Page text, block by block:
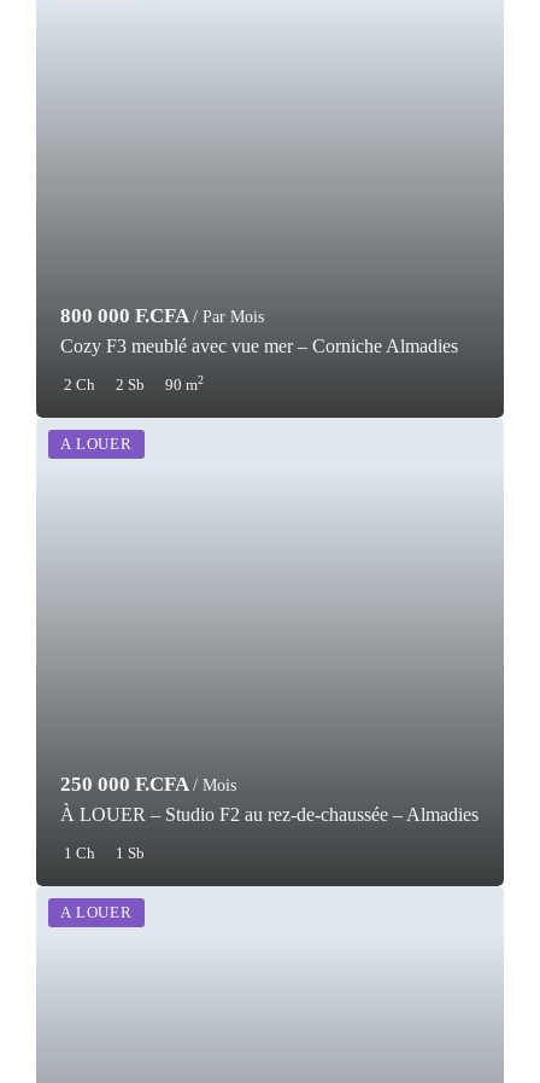
800 000 F.CFA / Par Mois
Cozy F3 meublé avec vue mer – Corniche Almadies
2 Ch 2 Sb 90 m2
A LOUER
250 000 F.CFA / Mois
À LOUER – Studio F2 au rez-de-chaussée – Almadies
1 Ch 1 Sb
A LOUER